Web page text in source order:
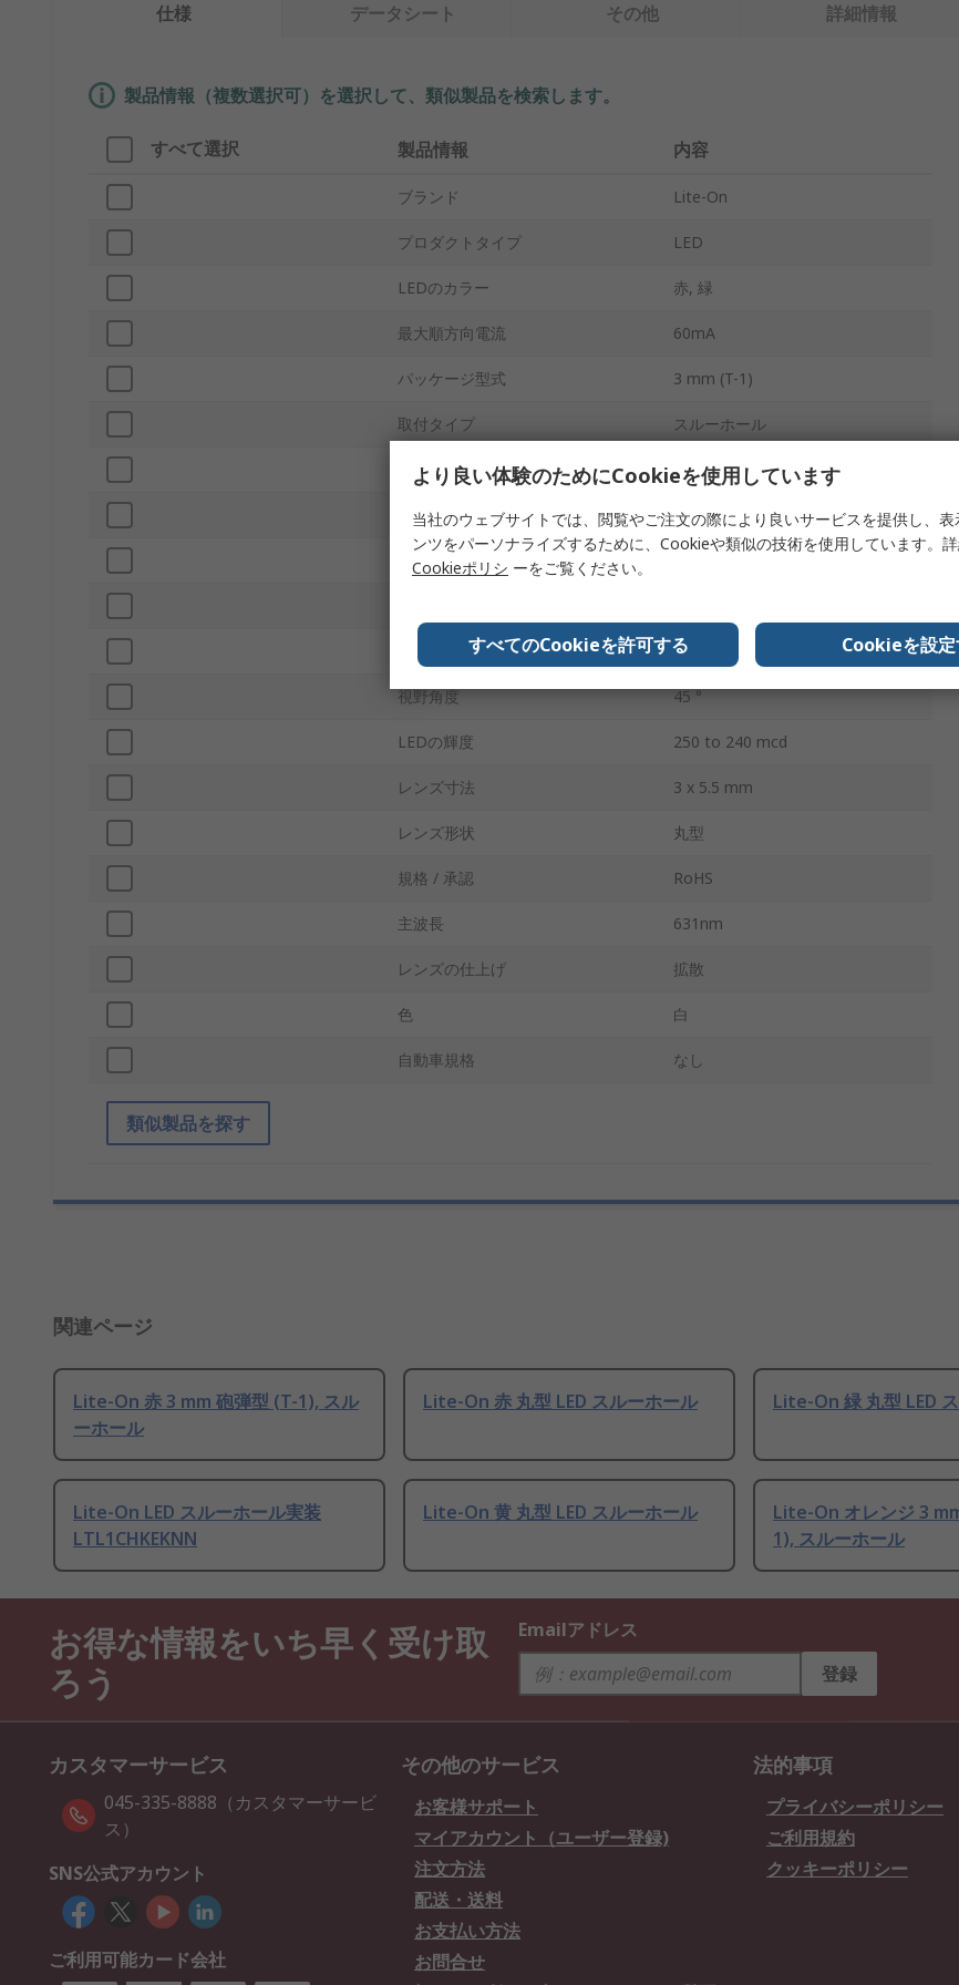
仕様 データシート その他 詳細情報
製品情報（複数選択可）を選択して、類似製品を検索します。
すべて選択 製品情報 内容
ブランド Lite-On
プロダクトタイプ LED
LEDのカラー 赤, 緑
最大順方向電流 60mA
パッケージ型式 3 mm (T-1)
取付タイプ スルーホール
パッキング テープ及びリール
LED数 1
順方向電圧
3
視野角度 45 °
LEDの輝度 250 to 240 mcd
レンズ寸法 3 x 5.5 mm
レンズ形状 丸型
規格 / 承認 RoHS
主波長 631nm
レンズの仕上げ 拡散
色 白
自動車規格 なし
類似製品を探す
関連ページ
Lite-On 赤 3 mm 砲弾型 (T-1), スル
ーホール
Lite-On 赤 丸型 LED スルーホール Lite-On 緑 丸型 LED
Lite-On LED スルーホール実装
LTL1CHKEKNN
Lite-On 黄 丸型 LED スルーホール
Lite-On オレンジ 3
1), スルーホール
お得な情報をいち早く受け取
ろう
Emailアドレス
登録
カスタマーサービス
045-335-8888（カスタマーサービ
ス）
SNS公式アカウント
ご利用可能カード会社
その他のサービス
お客様サポート
マイアカウント（ユーザー登録)
注文方法
配送・送料
お支払い方法
お問合せ
法的事項
プライバシーポリシー
ご利用規約
クッキーポリシー
より良い体験のためにCookieを使用しています
当社のウェブサイトでは、閲覧やご注文の際により良いサービスを提供し、
ンツをパーソナライズするために、Cookieや類似の技術を使用しています。詳
Cookieポリシ ーをご覧ください。
すべてのCookieを許可する Cookieを設定